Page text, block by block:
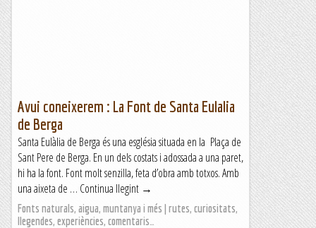
Avui coneixerem : La Font de Santa Eulalia
de Berga
Santa Eulàlia de Berga és una església situada en la Plaça de
Sant Pere de Berga. En un dels costats i adossada a una paret,
hi ha la font. Font molt senzilla, feta d’obra amb totxos. Amb
una aixeta de … Continua llegint →
Fonts naturals, aigua, muntanya i més | rutes, curiositats,
llegendes, experiències, comentaris…